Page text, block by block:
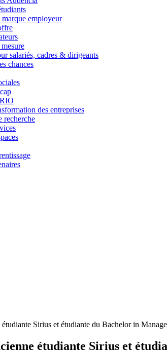
employeur
salariés, cadres & dirigeants
chances
des entreprises
recherche
Sirius et étudiante du Bachelor in
étudiante Sirius et